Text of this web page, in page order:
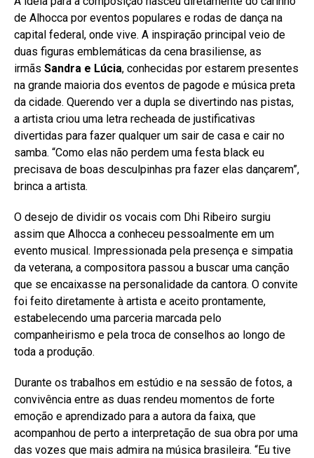
de Alhocca por eventos populares e rodas de dança na
capital federal, onde vive. A inspiração principal veio de
duas figuras emblemáticas da cena brasiliense, as
irmãs Sandra e Lúcia, conhecidas por estarem presentes
na grande maioria dos eventos de pagode e música preta
da cidade. Querendo ver a dupla se divertindo nas pistas,
a artista criou uma letra recheada de justificativas
divertidas para fazer qualquer um sair de casa e cair no
samba. “Como elas não perdem uma festa black eu
precisava de boas desculpinhas pra fazer elas dançarem”,
brinca a artista.
O desejo de dividir os vocais com Dhi Ribeiro surgiu
assim que Alhocca a conheceu pessoalmente em um
evento musical. Impressionada pela presença e simpatia
da veterana, a compositora passou a buscar uma canção
que se encaixasse na personalidade da cantora. O convite
foi feito diretamente à artista e aceito prontamente,
estabelecendo uma parceria marcada pelo
companheirismo e pela troca de conselhos ao longo de
toda a produção.
Durante os trabalhos em estúdio e na sessão de fotos, a
convivência entre as duas rendeu momentos de forte
emoção e aprendizado para a autora da faixa, que
acompanhou de perto a interpretação de sua obra por uma
das vozes que mais admira na música brasileira. “Eu tive